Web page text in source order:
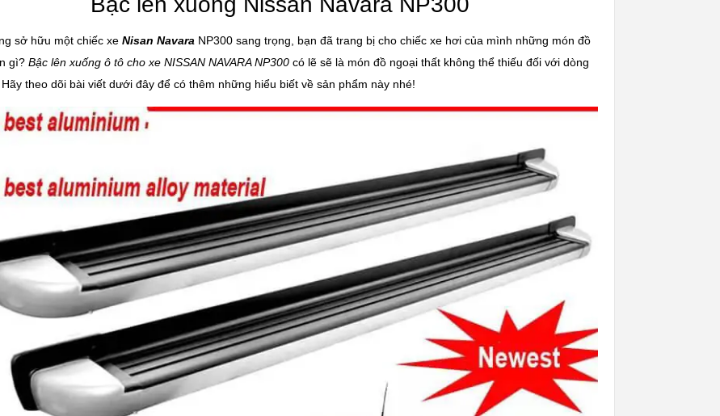
sở hữu một chiếc xe Nisan Navara NP300 sang trọng, bạn đã trang bị cho chiếc xe hơi của mình những món đồ
gì? Bậc lên xuống ô tô cho xe NISSAN NAVARA NP300có lẽ sẽ là món đồ ngoại thất không thể thiếu đối với dòng
theo dõi bài viết dưới đây để có thêm những hiểu biết về sản phẩm này nhé!